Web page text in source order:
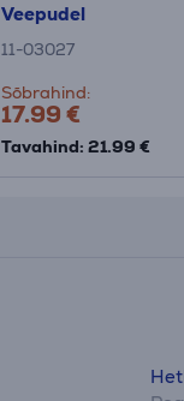
Veepudel
11-03027
Sõbrahind:
17.99 €
Tavahind: 21.99 €